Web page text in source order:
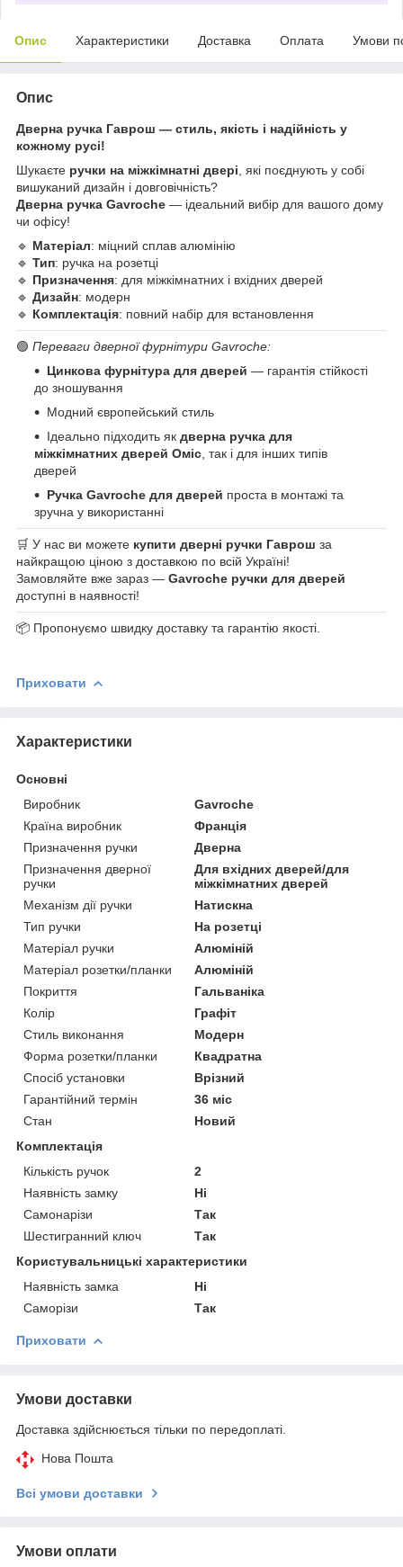
Опис Характеристики Доставка Оплата Умови
Опис
Дверна ручка Гаврош — стиль, якість і надійність у
кожному русі!
Шукаєте ручки на міжкімнатні двері , які поєднують у собі
вишуканий дизайн і довговічність?
Дверна ручка Gavroche — ідеальний вибір для вашого дому
чи офісу!
🔹 Матеріал: міцний сплав алюмінію
🔹 Тип: ручка на розетці
🔹 Призначення: для міжкімнатних і вхідних дверей
🔹 Дизайн: модерн
🔹 Комплектація: повний набір для встановлення
🟢 Переваги дверної фурнітури Gavroche:
Цинкова фурнітура для дверей — гарантія стійкості
до зношування
Модний європейський стиль
Ідеально підходить як дверна ручка для
міжкімнатних дверей Оміс , так і для інших типів
дверей
Ручка Gavroche для дверей проста в монтажі та
зручна у використанні
🛒 У нас ви можете купити дверні ручки Гаврош за
найкращою ціною з доставкою по всій Україні!
Замовляйте вже зараз — Gavroche ручки для дверей
доступні в наявності!
📦 Пропонуємо швидку доставку та гарантію якості.
Приховати
Характеристики
Основні
Виробник
Gavroche
Країна виробник
Франція
Призначення ручки
Дверна
Призначення дверної
ручки
Для вхідних дверей/для
міжкімнатних дверей
Механізм дії ручки
Натискна
Тип ручки
На розетці
Матеріал ручки
Алюміній
Матеріал розетки/планки
Алюміній
Покриття
Гальваніка
Колір
Графіт
Стиль виконання
Модерн
Форма розетки/планки
Квадратна
Спосіб установки
Врізний
Гарантійний термін
36 міс
Стан
Новий
Комплектація
Кількість ручок
2
Наявність замку
Ні
Самонарізи
Так
Шестигранний ключ
Так
Користувальницькі характеристики
Наявність замка
Ні
Саморізи
Так
Приховати
Умови доставки
Доставка здійснюється тільки по передоплаті.
Нова Пошта
Всі умови доставки
Умови оплати